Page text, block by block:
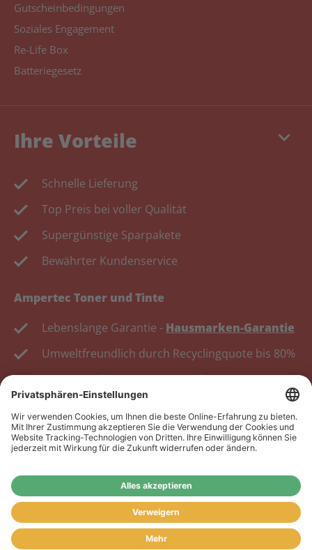
Gutscheinbedingungen
Soziales Engagement
Re-Life Box
Batteriegesetz
keyboard_arrow_down
Ihre Vorteile
Schnelle Lieferung
Top Preis bei voller Qualität
Supergünstige Sparpakete
Bewährter Kundenservice
Ampertec Toner und Tinte
Lebenslange Garantie - Hausmarken-Garantie
Umweltfreundlich durch Recyclingquote bis 80%
Kosten senken, Ressourcen schonen.
Wiederverkäufer:
Wiederverkäufer sind, registrieren Sie sich bitte in
unserem Händler-Portalwww.tonerhersteller.de